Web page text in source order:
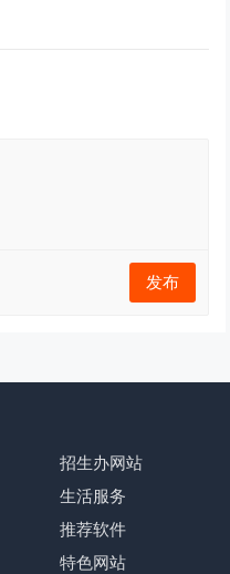
发布
招生办网站
生活服务
推荐软件
特色网站